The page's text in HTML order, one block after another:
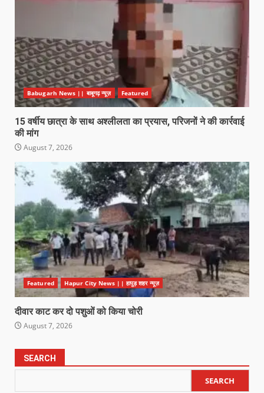
Babugarh News || बाबूगढ़ न्यूज़ Featured
15 वर्षीय छात्रा के साथ अश्लीलता का प्रयास, परिजनों ने की कार्रवाई
की मांग
August 7, 2026
Featured Hapur City News || हापुड़ शहर न्यूज़
दीवार काट कर दो पशुओं को किया चोरी
August 7, 2026
SEARCH
SEARCH